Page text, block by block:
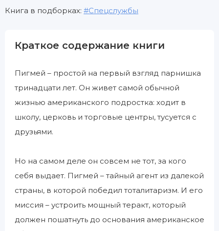
Книга в подборках: Спецслужбы
Краткое содержание книги
Пигмей – простой на первый взгляд парнишка
тринадцати лет. Он живет самой обычной
жизнью американского подростка: ходит в
школу, церковь и торговые центры, тусуется с
друзьями.
Но на самом деле он совсем не тот, за кого
себя выдает. Пигмей – тайный агент из далекой
страны, в которой победил тоталитаризм. И его
миссия – устроить мощный теракт, который
должен пошатнуть до основания американское